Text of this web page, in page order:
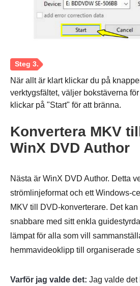
Steg 2.
När allt är klart klickar du på
verktygsfältet, väljer bokstäverna
klickar på "Start" för att bränna.
Konvertera MKV
WinX DVD Author
Nästa är WinX DVD Author. Detta
strömlinjeformat och ett Windows-
MKV till DVD-konverterare. Det
snabbare med sitt enkla
lämpat för alla som vill
hemmavideoklipp till organiserade
Varför jag valde det: Jag valde det